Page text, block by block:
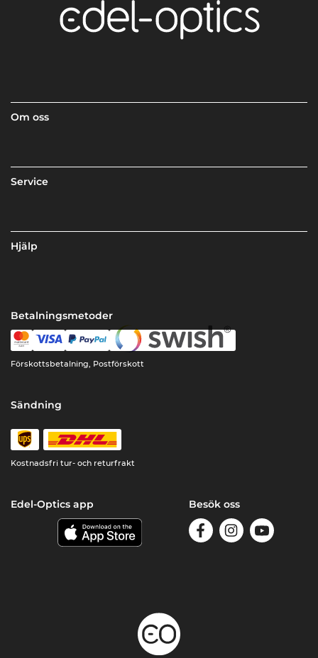
Om oss
Service
Hjälp
Betalningsmetoder
Förskottsbetalning, Postförskott
Sändning
Kostnadsfri tur- och returfrakt
Edel-Optics app Besök oss